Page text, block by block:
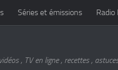
Séries et émissions Radio
, TV en ligne , recettes ,